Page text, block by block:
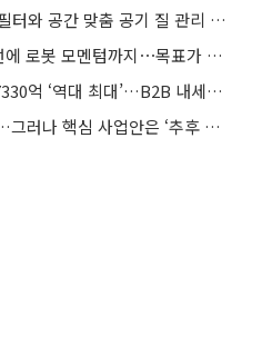
LG전자, 노벨화학상 소재 필터와 공간 맞춤 공기 질 관리 솔루션 선보여
하나證 “LG전자, 실적 개선에 로봇 모멘텀까지⋯목표가 16만원으로 ↑”
LG전자, 1분기 매출 23조7330억 ‘역대 최대’…B2B 내세워 흑자 전환
싸이월드, 10월 부활 예고…그러나 핵심 사업안은 ‘추후 공개’